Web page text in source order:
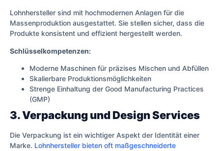
Lohnhersteller sind mit hochmodernen Anlagen für die
Massenproduktion ausgestattet. Sie stellen sicher, dass die
Produkte konsistent und effizient hergestellt werden.
Schlüsselkompetenzen:
Moderne Maschinen für präzises Mischen und Abfüllen
Skalierbare Produktionsmöglichkeiten
Strenge Einhaltung der Good Manufacturing Practices
(GMP)
3. Verpackung und Design Services
Die Verpackung ist ein wichtiger Aspekt der Identität einer
Marke. Lohnhersteller bieten oft maßgeschneiderte